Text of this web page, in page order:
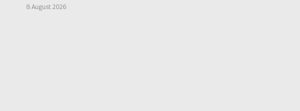
8 August 2026